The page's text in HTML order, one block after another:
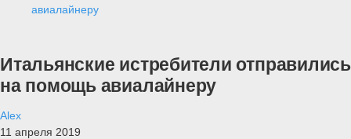
авиалайнеру
Итальянские истребители отправились
на помощь авиалайнеру
Alex
11 апреля 2019